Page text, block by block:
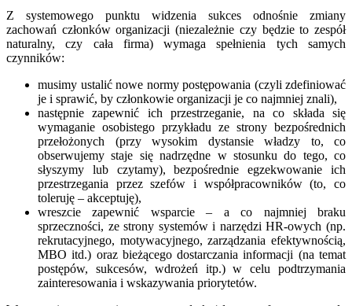
Z systemowego punktu widzenia sukces odnośnie zmiany
zachowań członków organizacji (niezależnie czy będzie to zespół
naturalny, czy cała firma) wymaga spełnienia tych samych
czynników:
musimy ustalić nowe normy postępowania (czyli zdefiniować
je i sprawić, by członkowie organizacji je co najmniej znali),
następnie zapewnić ich przestrzeganie, na co składa się
wymaganie osobistego przykładu ze strony bezpośrednich
przełożonych (przy wysokim dystansie władzy to, co
obserwujemy staje się nadrzędne w stosunku do tego, co
słyszymy lub czytamy), bezpośrednie egzekwowanie ich
przestrzegania przez szefów i współpracowników (to, co
toleruję – akceptuję),
wreszcie zapewnić wsparcie – a co najmniej braku
sprzeczności, ze strony systemów i narzędzi HR-owych (np.
rekrutacyjnego, motywacyjnego, zarządzania efektywnością,
MBO itd.) oraz bieżącego dostarczania informacji (na temat
postępów, sukcesów, wdrożeń itp.) w celu podtrzymania
zainteresowania i wskazywania priorytetów.